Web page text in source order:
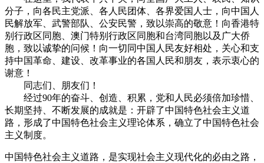
分子，向各民主党派、各人民团体、各界爱国人士，向中国人
民解放军、武警部队、公安民警，致以崇高的敬意！向香港特
别行政区同胞、澳门特别行政区同胞和台湾同胞以及广大侨
胞，致以诚挚的问候！向一切同中国人民友好相处，关心和支
持中国革命、建设、改革事业的各国人民和朋友，表示衷心的
谢意！
同志们、朋友们！
经过90年的奋斗、创造、积累，党和人民必须倍加珍惜、
长期坚持、不断发展的成就是：开辟了中国特色社会主义道
路，形成了中国特色社会主义理论体系，确立了中国特色社会
主义制度。
中国特色社会主义道路，是实现社会主义现代化的必由之路，